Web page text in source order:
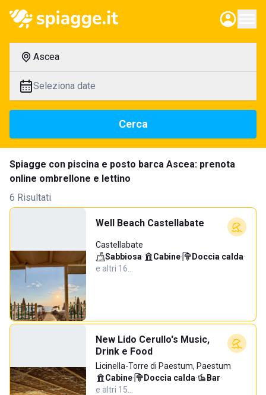
Ascea
Seleziona date
Cerca
Spiagge con piscina e posto barca Ascea: prenota
online ombrellone e lettino
6 Risultati
Well Beach Castellabate
Castellabate
Sabbiosa· Cabine· Doccia calda·
e altri 16…
New Lido Cerullo's Music,
Drink e Food
Licinella-Torre di Paestum, Paestum
Cabine· Doccia calda· Bar·
e altri 15…